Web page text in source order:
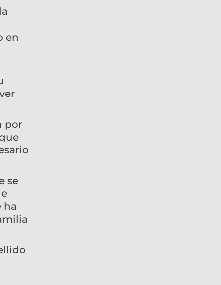
en
por
se
ha